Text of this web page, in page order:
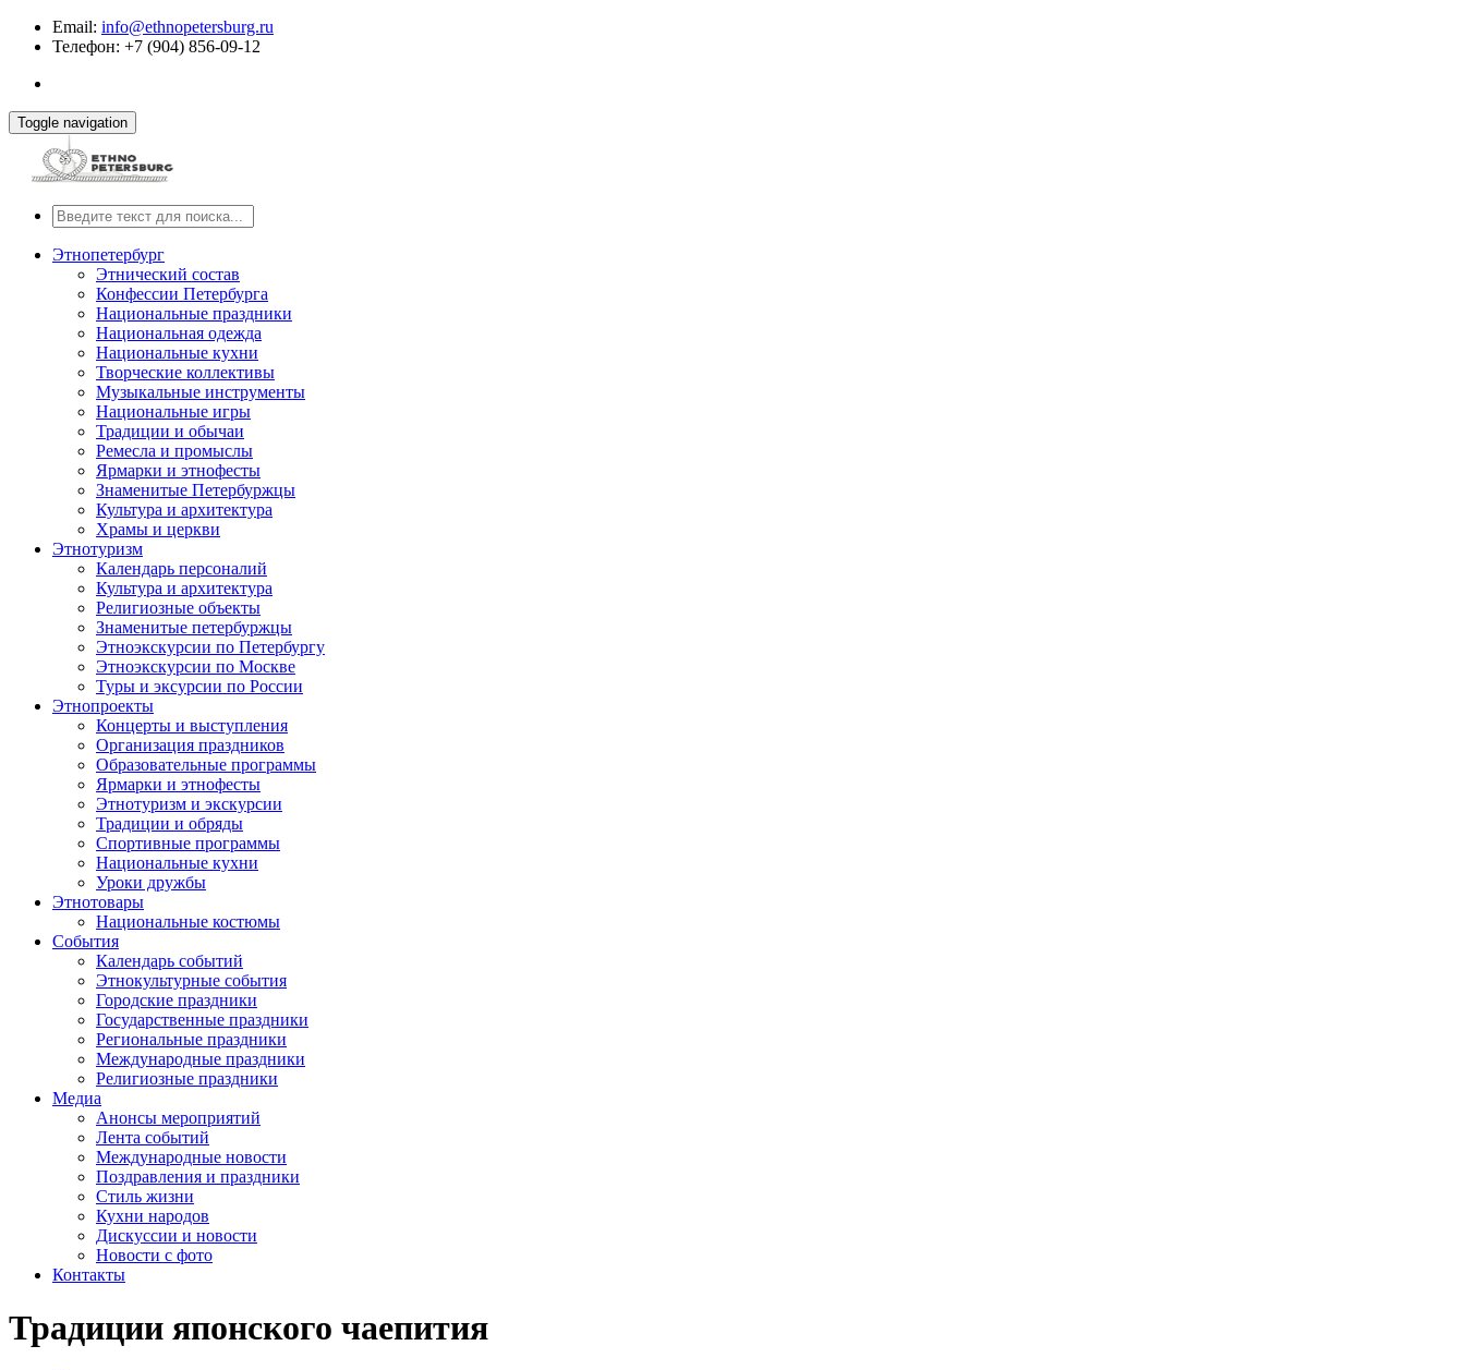
Email: info@ethnopetersburg.ru
Телефон: +7 (904) 856-09-12
Toggle navigation
Этнопетербург
Этнический состав
Конфессии Петербурга
Национальные праздники
Национальная одежда
Национальные кухни
Творческие коллективы
Музыкальные инструменты
Национальные игры
Традиции и обычаи
Ремесла и промыслы
Ярмарки и этнофесты
Знаменитые Петербуржцы
Культура и архитектура
Храмы и церкви
Этнотуризм
Календарь персоналий
Культура и архитектура
Религиозные объекты
Знаменитые петербуржцы
Этноэкскурсии по Петербургу
Этноэкскурсии по Москве
Туры и эксурсии по России
Этнопроекты
Концерты и выступления
Организация праздников
Образовательные программы
Ярмарки и этнофесты
Этнотуризм и экскурсии
Традиции и обряды
Спортивные программы
Национальные кухни
Уроки дружбы
Этнотовары
Национальные костюмы
События
Календарь событий
Этнокультурные события
Городские праздники
Государственные праздники
Региональные праздники
Международные праздники
Религиозные праздники
Медиа
Анонсы мероприятий
Лента событий
Международные новости
Поздравления и праздники
Cтиль жизни
Кухни народов
Дискуссии и новости
Новости с фото
Контакты
Традиции японского чаепития